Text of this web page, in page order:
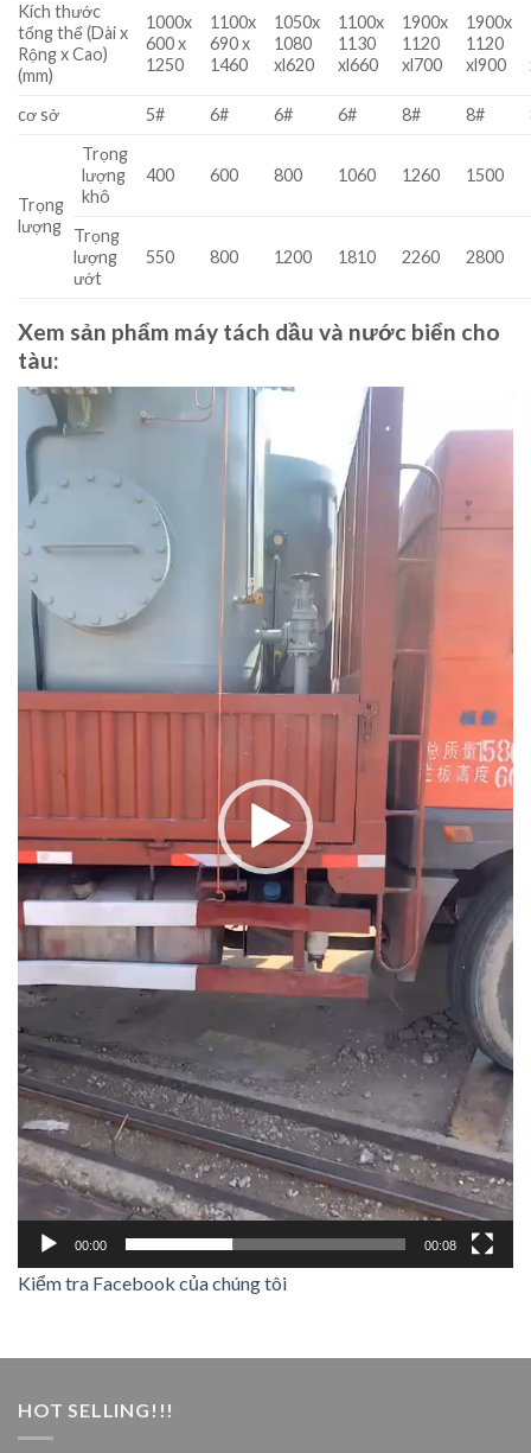
Kích thước
tổng thể (Dài x
Rộng x Cao)
(mm)
1000x
600 x
1250
1100x
690 x
1460
1050x
1080
xl620
1100x
1130
xl660
1900x
1120
xl700
1900x
1120
xl900
cơ sở 5# 6# 6# 6# 8# 8#
Trọng
lượng
Trọng
lượng
khô
400 600 800 1060 1260 1500
Trọng
lượng
ướt
550 800 1200 1810 2260 2800
Xem sản phẩm máy tách dầu và nước biển cho
tàu:
Video
Player
00:00 00:08
Kiểm tra Facebook của chúng tôi
HOT SELLING!!!